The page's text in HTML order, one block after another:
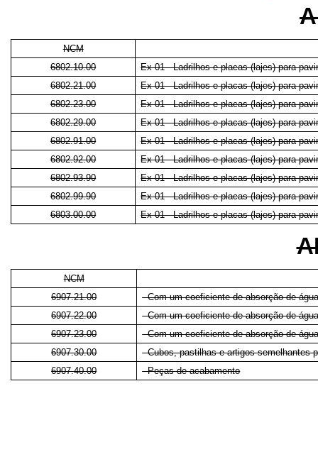
NCM
6802.10.00
Ex 01 - Ladrilhos e placas (lajes) para
6802.21.00
Ex 01 - Ladrilhos e placas (lajes) para
6802.23.00
Ex 01 - Ladrilhos e placas (lajes) para
6802.29.00
Ex 01 - Ladrilhos e placas (lajes) para
6802.91.00
Ex 01 - Ladrilhos e placas (lajes) para
6802.92.00
Ex 01 - Ladrilhos e placas (lajes) para
6802.93.90
Ex 01 - Ladrilhos e placas (lajes) para
6802.99.90
Ex 01 - Ladrilhos e placas (lajes) para
6803.00.00
Ex 01 - Ladrilhos e placas (lajes) para
NCM
6907.21.00
- Com um coeficiente de absorção de
6907.22.00
- Com um coeficiente de absorção de
6907.23.00
- Com um coeficiente de absorção de
6907.30.00
- Cubos, pastilhas e artigos semelhantes
6907.40.00
- Peças de acabamento